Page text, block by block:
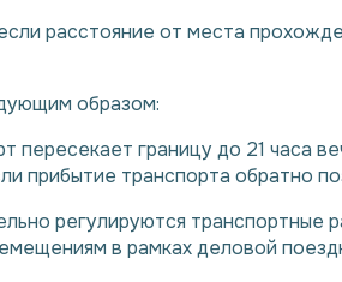
расстояние от места
образом:
пересекает границу до 21 часа
прибытие транспорта обратно
регулируются
в рамках деловой